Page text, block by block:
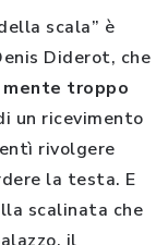
scala” è
Diderot, che
troppo
un ricevimento
rivolgere
la testa. E
scalinata che